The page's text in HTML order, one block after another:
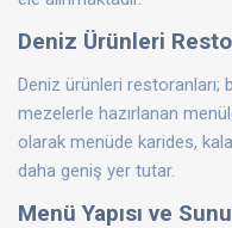
Deniz Ürünleri
Deniz ürünleri restoranları;
mezelerle hazırlanan
olarak menüde karides,
daha geniş yer tutar.
Menü Yapısı ve